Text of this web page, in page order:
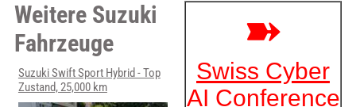
Weitere Suzuki
Fahrzeuge
Suzuki Swift Sport Hybrid - Top
Zustand, 25,000 km